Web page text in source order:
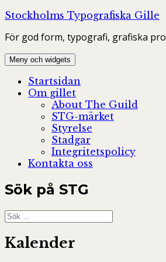
Hoppa
innehåll
Stockholms Typografiska Gille
För god form, typografi, grafiska
Meny och widgets
Startsidan
Om gillet
About The Guild
STG-märket
Styrelse
Stadgar
Integritetspolicy
Kontakta oss
Sök på STG
Sök
efter:
Kalender